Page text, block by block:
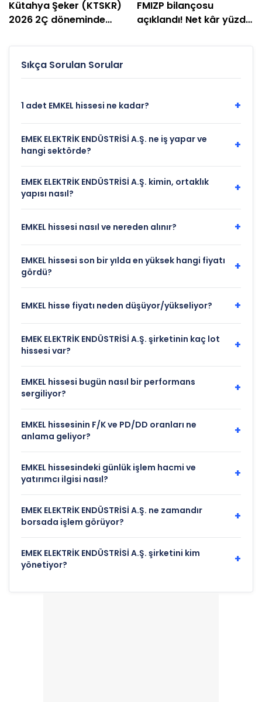
Kütahya Şeker (KTSKR)
2026 2Ç döneminde
FMIZP bilançosu
açıklandı! Net kâr yüzde
Sıkça Sorulan Sorular
1 adet EMKEL hissesi ne kadar? +
EMEK ELEKTRİK ENDÜSTRİSİ A.Ş. ne iş yapar ve
hangi sektörde?
+
EMEK ELEKTRİK ENDÜSTRİSİ A.Ş. kimin, ortaklık
yapısı nasıl?
+
EMKEL hissesi nasıl ve nereden alınır? +
EMKEL hissesi son bir yılda en yüksek hangi fiyatı
gördü?
+
EMKEL hisse fiyatı neden düşüyor/yükseliyor? +
EMEK ELEKTRİK ENDÜSTRİSİ A.Ş. şirketinin kaç lot
hissesi var?
+
EMKEL hissesi bugün nasıl bir performans
sergiliyor?
+
EMKEL hissesinin F/K ve PD/DD oranları ne
anlama geliyor?
+
EMKEL hissesindeki günlük işlem hacmi ve
yatırımcı ilgisi nasıl?
+
EMEK ELEKTRİK ENDÜSTRİSİ A.Ş. ne zamandır
borsada işlem görüyor?
+
EMEK ELEKTRİK ENDÜSTRİSİ A.Ş. şirketini kim
yönetiyor?
+